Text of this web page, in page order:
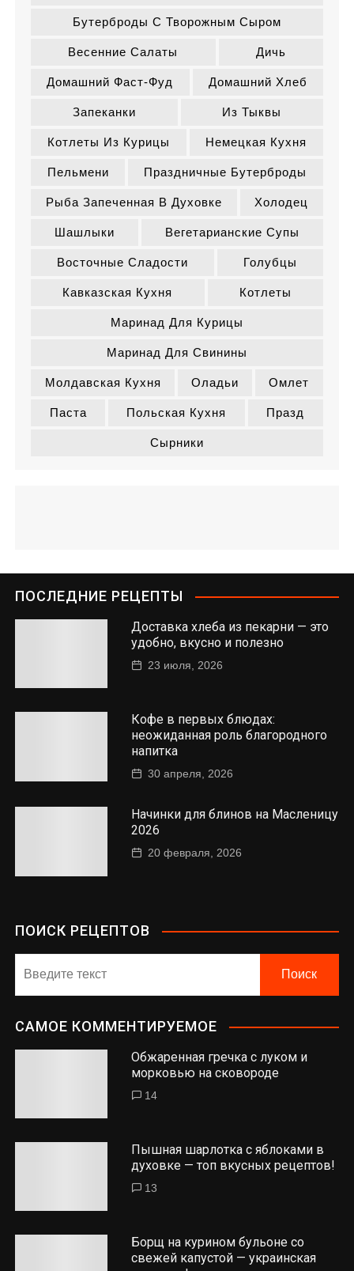
Бутерброды С Творожным Сыром
Весенние Салаты Дичь
Домашний Фаст-Фуд Домашний Хлеб
Запеканки Из Тыквы
Котлеты Из Курицы Немецкая Кухня
Пельмени Праздничные Бутерброды
Рыба Запеченная В Духовке Холодец
Шашлыки Вегетарианские Супы
Восточные Сладости Голубцы
Кавказская Кухня Котлеты
Маринад Для Курицы
Маринад Для Свинины
Молдавская Кухня Оладьи Омлет
Паста Польская Кухня Празд
Сырники
ПОСЛЕДНИЕ РЕЦЕПТЫ
Доставка хлеба из пекарни — это
удобно, вкусно и полезно
23 июля, 2026
Кофе в первых блюдах:
неожиданная роль благородного
напитка
30 апреля, 2026
Начинки для блинов на Масленицу
2026
20 февраля, 2026
ПОИСК РЕЦЕПТОВ
САМОЕ КОММЕНТИРУЕМОЕ
Обжаренная гречка с луком и
морковью на сковороде
14
Пышная шарлотка с яблоками в
духовке — топ вкусных рецептов!
13
Борщ на курином бульоне со
свежей капустой — украинская